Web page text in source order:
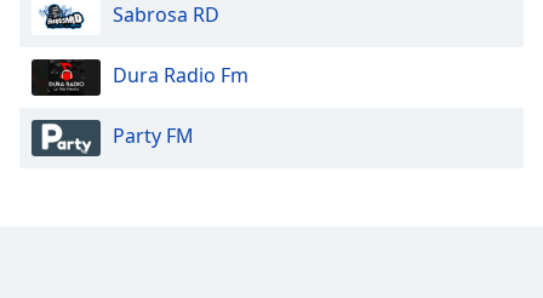
Sabrosa RD
Dura Radio Fm
Party FM